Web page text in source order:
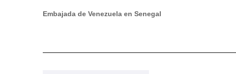
Embajada de Venezuela en Senegal